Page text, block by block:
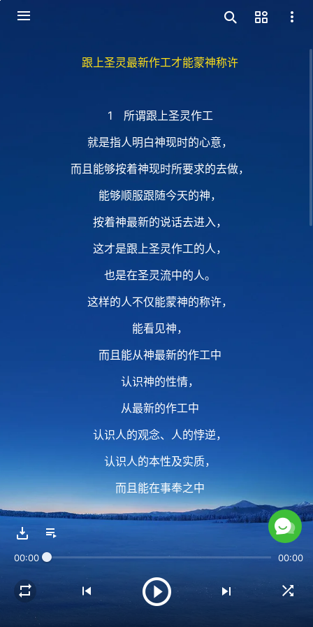
跟上圣灵最新作工才能蒙神称许
1 所谓跟上圣灵作工
就是指人明白神现时的心意，
而且能够按着神现时所要求的去做，
能够顺服跟随今天的神，
按着神最新的说话去进入，
这才是跟上圣灵作工的人，
也是在圣灵流中的人。
这样的人不仅能蒙神的称许，
能看见神，
而且能从神最新的作工中
认识神的性情，
从最新的作工中
认识人的观念、人的悖逆，
认识人的本性及实质，
而且能在事奉之中
逐步得着性情的变化，
00:00 00:00